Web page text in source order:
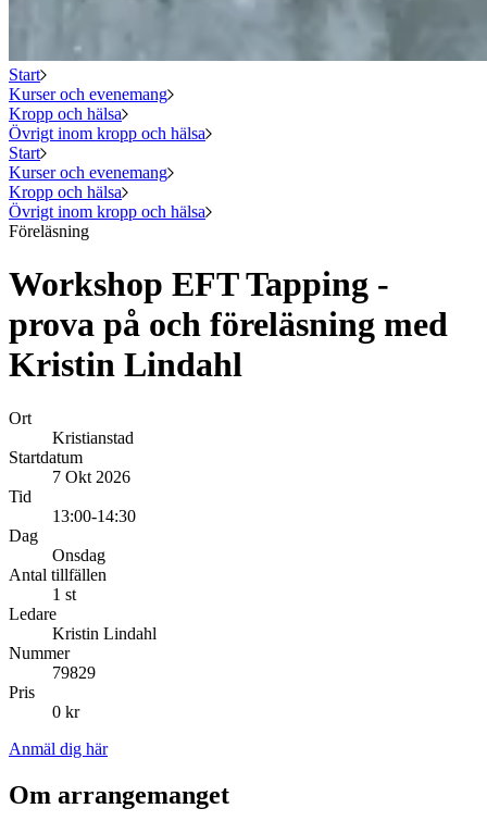
Start
Kurser och evenemang
Kropp och hälsa
Övrigt inom kropp och hälsa
Start
Kurser och evenemang
Kropp och hälsa
Övrigt inom kropp och hälsa
Föreläsning
Workshop EFT Tapping -
prova på och föreläsning med
Kristin Lindahl
Ort
Kristianstad
Startdatum
7 Okt 2026
Tid
13:00-14:30
Dag
Onsdag
Antal tillfällen
1 st
Ledare
Kristin Lindahl
Nummer
79829
Pris
0 kr
Anmäl dig här
Om arrangemanget